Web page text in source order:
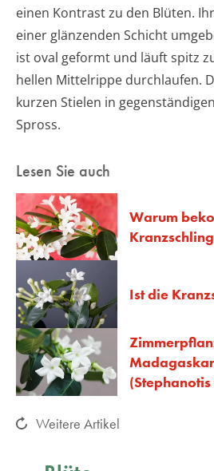
einen Kontrast zu den Blüten.
einer glänzenden Schicht
ist oval geformt und läuft spitz
hellen Mittelrippe durchlaufen.
kurzen Stielen in
Spross.
Lesen Sie auch
Warum
Ist die
Weitere Artikel